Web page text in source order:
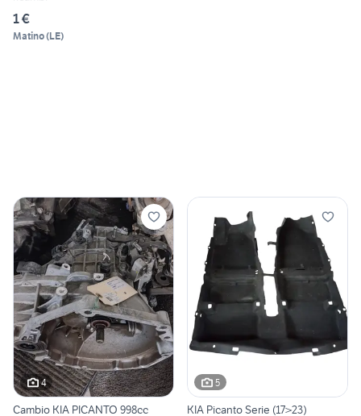
1 €
Matino(LE)
4
Cambio KIA PICANTO 998cc
5
KIA Picanto Serie (17>23)